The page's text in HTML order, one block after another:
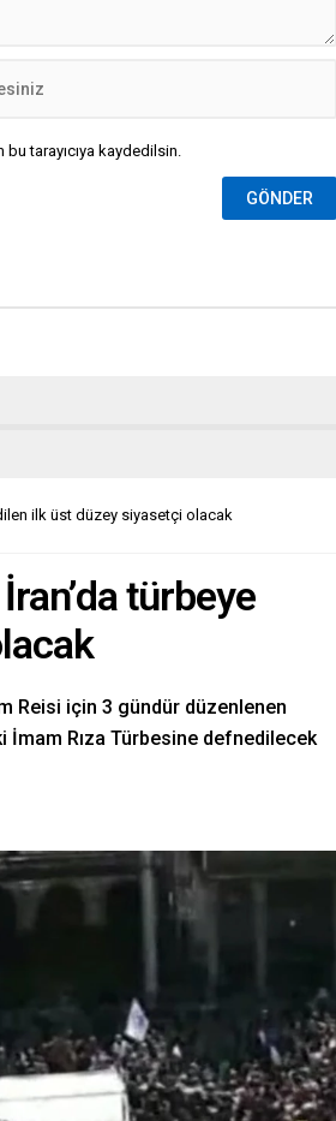
tarayıcıya kaydedilsin.
ilk üst düzey siyasetçi olacak
türbeye
Reisi için 3 gündür düzenlenen
Rıza Türbesine defnedilecek